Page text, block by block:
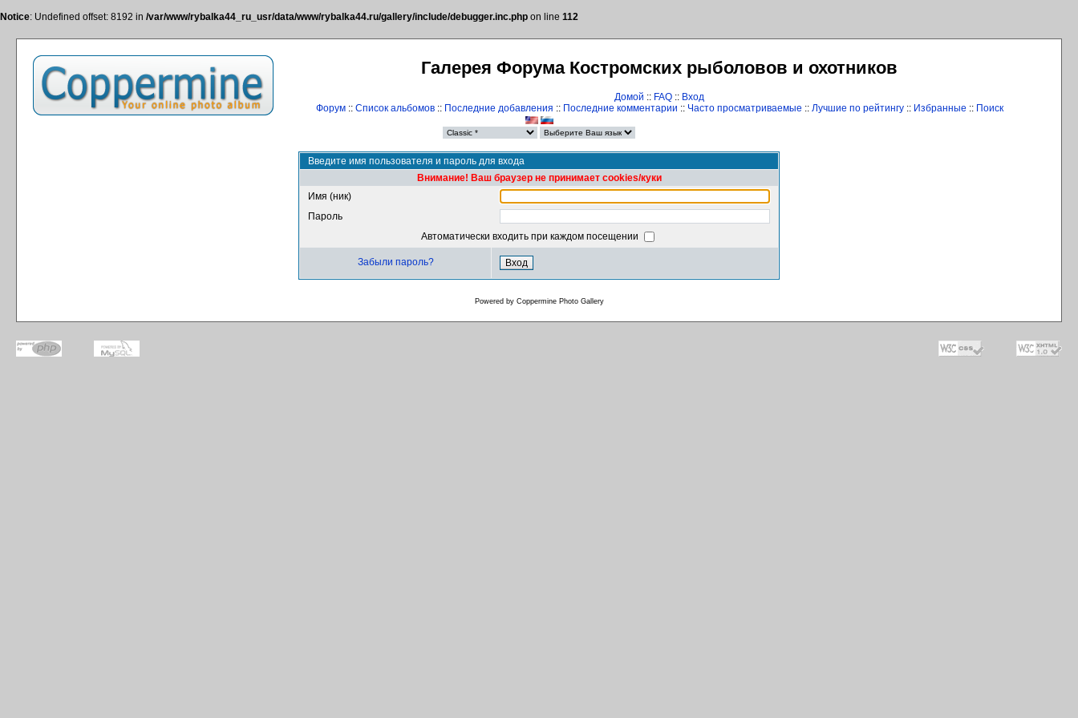
Notice: Undefined offset: 8192 in /var/www/rybalka44_ru_usr/data/www/rybalka44.ru/gallery/include/debugger.inc.php on line 112
Галерея Форума Костромских рыболовов и охотников
Домой :: FAQ :: Вход
Форум:: Список альбомов:: Последние добавления :: Последние комментарии :: Часто просматриваемые :: Лучшие по рейтингу:: Избранные :: Поиск
Введите имя пользователя и пароль для входа
Внимание! Ваш браузер не принимает cookies/куки
Имя (ник)
Пароль
Автоматически входить при каждом посещении
Забыли пароль?
Powered by Coppermine Photo Gallery